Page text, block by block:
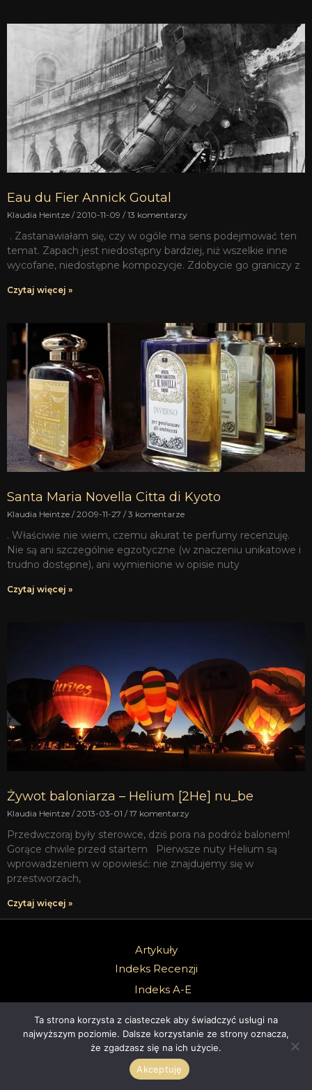
Eau du Fier Annick Goutal
Klaudia Heintze 2010-11-09 13 komentarzy
. Zastanawiałam się, czy w ogóle ma sens podejmować ten
temat. Zapach jest niedostępny bardziej, niż wszelkie inne
wycofane, niedostępne kompozycje. Zdobycie go graniczy z
Czytaj więcej »
Santa Maria Novella Citta di Kyoto
Klaudia Heintze 2009-11-27 3 komentarze
. Właściwie nie wiem, czemu akurat te perfumy recenzuję.
Nie są ani szczególnie egzotyczne (w znaczeniu unikatowe i
trudno dostępne), ani wymienione w opisie nuty
Czytaj więcej »
Żywot baloniarza – Helium [2He] nu_be
Klaudia Heintze 2013-03-01 17 komentarzy
Przedwczoraj były sterowce, dziś pora na podróż balonem!
Gorące chwile przed startem Pierwsze nuty Helium są
wprowadzeniem w opowieść: nie znajdujemy się w
przestworzach,
Czytaj więcej »
Artykuły
Indeks Recenzji
Indeks A-E
Indeks L-P
Indeks R-Z
Indeks Składników
Ta strona korzysta z ciasteczek aby świadczyć usługi na
najwyższym poziomie. Dalsze korzystanie ze strony oznacza,
że zgadzasz się na ich użycie.
Akceptuję